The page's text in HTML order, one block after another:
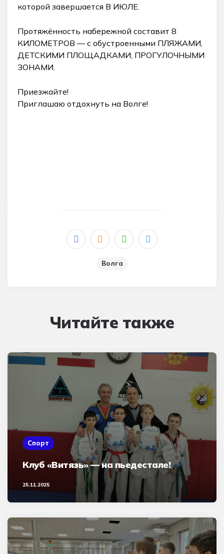
которой завершается В ИЮЛЕ.
Протяжённость набережной составит 8
КИЛОМЕТРОВ — с обустроенными ПЛЯЖАМИ,
ДЕТСКИМИ ПЛОЩАДКАМИ, ПРОГУЛОЧНЫМИ
ЗОНАМИ.
Приезжайте!
Приглашаю отдохнуть на Волге!
Волга
Читайте также
Спорт
Клуб «Витязь» — на пьедестале!
25.11.2025